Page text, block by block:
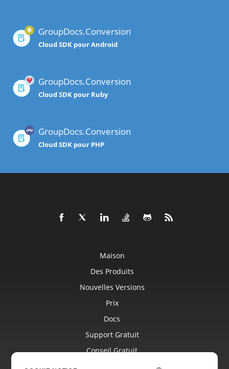
GroupDocs.Conversion
Cloud SDK pour Android
GroupDocs.Conversion
Cloud SDK pour Ruby
GroupDocs.Conversion
Cloud SDK pour PHP
Maison
Des Produits
Nouvelles Versions
Prix
Docs
Support Gratuit
Conseil Gratuit